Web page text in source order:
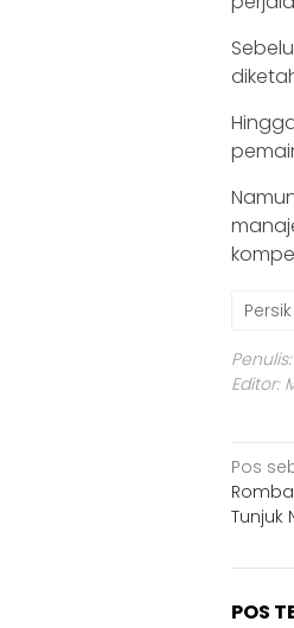
Editor:
pos
Pos
Tunjuk
POS